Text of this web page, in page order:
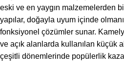
eski ve en yaygın malzemelerden
yapılar, doğayla uyum içinde
fonksiyonel çözümler sunar.
ve açık alanlarda kullanılan küçük
çeşitli dönemlerinde popülerlik